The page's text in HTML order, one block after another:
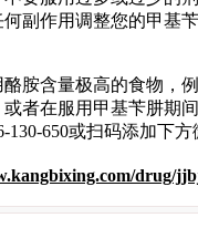
副作用调整您的甲基
胺含量极高的食物，
者在服用甲基苄肼期
650或扫码添加下
drug/